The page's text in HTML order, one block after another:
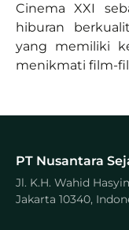
Cinema XXI
hiburan
yang memiliki
menikmati film-
PT Nusantara
Jl. K.H. Wahid
Jakarta 10340,